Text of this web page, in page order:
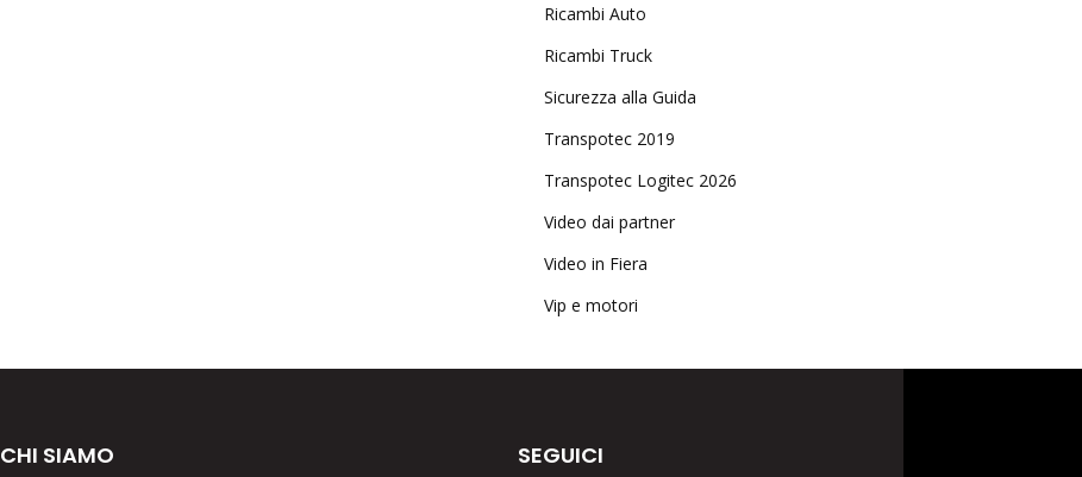
Ricambi Auto
Ricambi Truck
Sicurezza alla Guida
Transpotec 2019
Transpotec Logitec 2026
Video dai partner
Video in Fiera
Vip e motori
CHI SIAMO SEGUICI